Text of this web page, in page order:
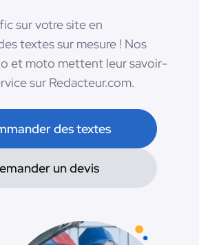
sur votre site en
textes sur mesure ! Nos
et moto mettent leur savoir-
sur Redacteur.com.
des textes
un devis